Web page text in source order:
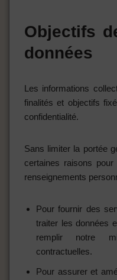
Objectifs
données
Les informations
finalités et objectifs
confidentialité.
Sans limiter la portée
certaines raisons
renseignements
Pour fournir des
traiter les données
remplir notre
contractuelles.
Pour assurer et